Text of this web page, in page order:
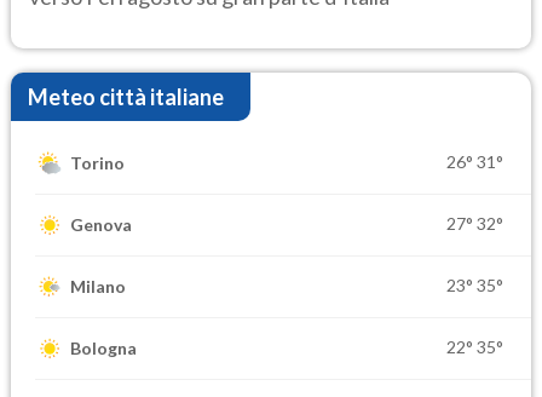
Meteo città italiane
Torino 26° 31°
Genova 27° 32°
Milano 23° 35°
Bologna 22° 35°